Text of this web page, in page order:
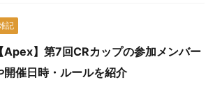
記
【Apex】第7回CRカップの参加メンバー
開催日時・ルールを紹介